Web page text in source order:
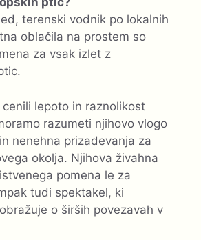
terenski vodnik po lokalnih
oblačila na prostem so
za vsak izlet z
lepoto in raznolikost
razumeti njihovo vlogo
nenehna prizadevanja za
okolja. Njihova živahna
pomena le za
tudi spektakel, ki
o širših povezavah v